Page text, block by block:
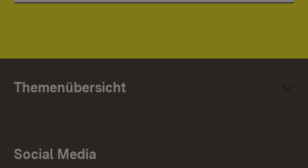
Themenübersicht
Social Media